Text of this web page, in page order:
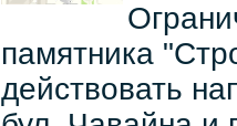
памятника
действовать